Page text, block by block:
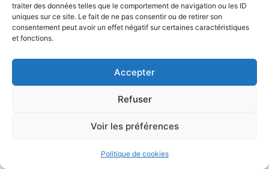
traiter des données telles que le comportement de navigation ou les ID
uniques sur ce site. Le fait de ne pas consentir ou de retirer son
consentement peut avoir un effet négatif sur certaines caractéristiques
et fonctions.
Accepter
Refuser
Voir les préférences
Politique de cookies
AccessibilitéConfidentialitéMentions légales
Plan du site